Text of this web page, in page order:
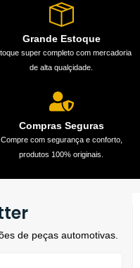
Grande Estoque
super completo com mercadoria
de alta qualçidade.
Compras Seguras
Compre com segurança e conforto,
produtos 100% originais.
de peças automotivas.